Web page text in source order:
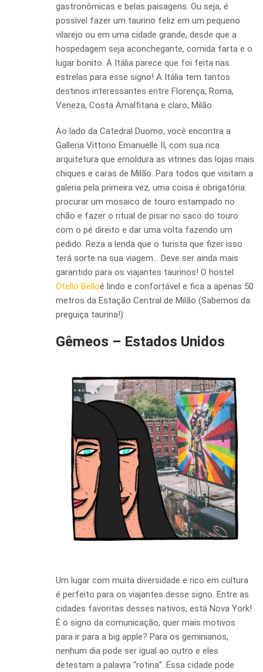
gastronômicas e belas paisagens. Ou seja, é
possível fazer um taurino feliz em um pequeno
vilarejo ou em uma cidade grande, desde que a
hospedagem seja aconchegante, comida farta e o
lugar bonito. A Itália parece que foi feita nas
estrelas para esse signo! A Itália tem tantos
destinos interessantes entre Florença, Roma,
Veneza, Costa Amalfitana e claro, Milão.
Ao lado da Catedral Duomo, você encontra a
Galleria Vittorio Emanuelle II, com sua rica
arquitetura que emoldura as vitrines das lojas mais
chiques e caras de Milão. Para todos que visitam a
galeria pela primeira vez, uma coisa é obrigatória:
procurar um mosaico de touro estampado no
chão e fazer o ritual de pisar no saco do touro
com o pé direito e dar uma volta fazendo um
pedido. Reza a lenda que o turista que fizer isso
terá sorte na sua viagem… Deve ser ainda mais
garantido para os viajantes taurinos! O hostel
Otello Belloé lindo e confortável e fica a apenas 50
metros da Estação Central de Milão (Sabemos da
preguiça taurina!)
Gêmeos – Estados Unidos
Um lugar com muita diversidade e rico em cultura
é perfeito para os viajantes desse signo. Entre as
cidades favoritas desses nativos, está Nova York!
É o signo da comunicação, quer mais motivos
para ir para a big apple? Para os geminianos,
nenhum dia pode ser igual ao outro e eles
detestam a palavra “rotina”. Essa cidade pode